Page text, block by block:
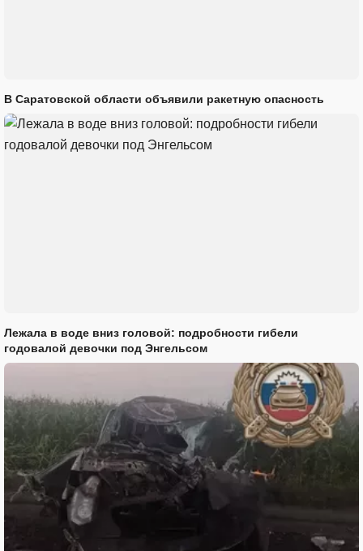
В Саратовской области объявили ракетную опасность
Лежала в воде вниз головой: подробности гибели
годовалой девочки под Энгельсом